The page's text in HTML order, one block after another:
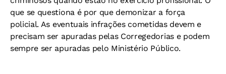
que se questiona é por que demonizar a força
policial. As eventuais infrações cometidas devem e
precisam ser apuradas pelas Corregedorias e podem
sempre ser apuradas pelo Ministério Público.